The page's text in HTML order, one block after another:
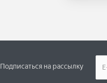
Подписаться на рассылку